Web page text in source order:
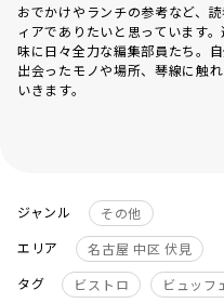
おでかけやランチの参考など、
ィアでありたいと思っています
味に日々全力な編集部員たち。
出会ったモノや場所、琴線に触
いきます。
ジャンル
その他
エリア
名古屋 中区 伏見
タグ
ビストロ ビュッフ